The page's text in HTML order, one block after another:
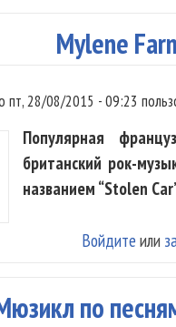
Mylene
пт, 28/08/2015 - 09:23
Популярная
британский рок-
названием “Stolen
Войдите или
по